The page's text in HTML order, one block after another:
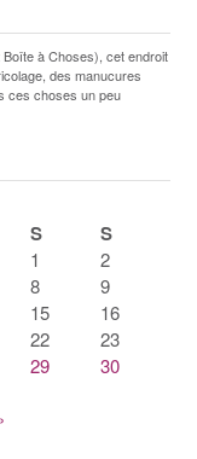
à Choses), cet endroit
des manucures
ces choses un peu
S S
1
2
8
9
15
16
22
23
29
30